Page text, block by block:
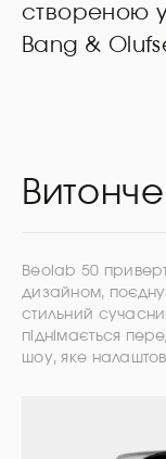
створеною
Bang &
Beolab 50
дизайном,
стильний
піднімається
шоу, яке